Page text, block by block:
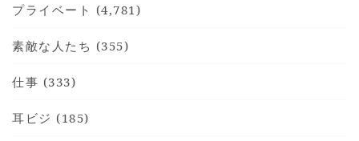
プライベート (4,781)
素敵な人たち (355)
仕事 (333)
耳ビジ (185)